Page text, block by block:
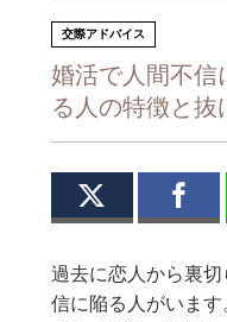
交際アドバイス
婚活で人間不信
る人の特徴と抜
過去に恋人から裏
信に陥る人がいます